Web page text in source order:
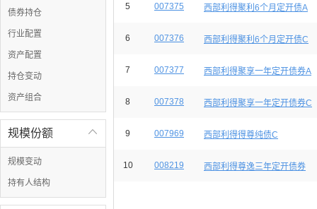
债券持仓
行业配置
资产配置
持仓变动
资产组合

规模份额
规模变动
持有人结构
5 007375 西部利得聚利6个月定开债A
6 007376 西部利得聚利6个月定开债C
7 007377 西部利得聚享一年定开债券A
8 007378 西部利得聚享一年定开债券C
9 007969 西部利得得尊纯债C
10 008219 西部利得尊逸三年定开债券